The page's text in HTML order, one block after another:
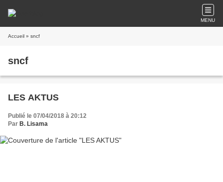
MENU
Accueil » sncf
sncf
LES AKTUS
Publié le 07/04/2018 à 20:12
Par B. Lisama